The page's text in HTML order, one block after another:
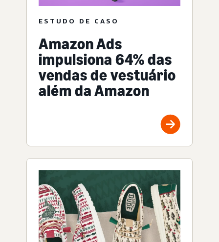
ESTUDO DE CASO
Amazon Ads
impulsiona 64% das
vendas de vestuário
além da Amazon